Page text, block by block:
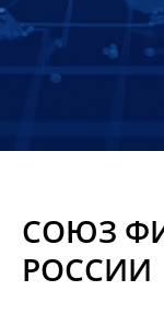
отчеты
Контакты
Материалы
СОЮЗ
РОССИИ